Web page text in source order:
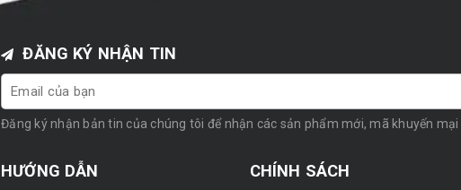
ĐĂNG KÝ NHẬN TIN
Đăng ký nhận bản tin của chúng tôi để nhận các sản phẩm mới, mã khuyến
HƯỚNG DẪN CHÍNH SÁCH